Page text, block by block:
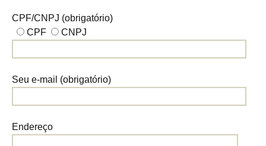
CPF/CNPJ (obrigatório)
CPF
CNPJ
Seu e-mail (obrigatório)
Endereço